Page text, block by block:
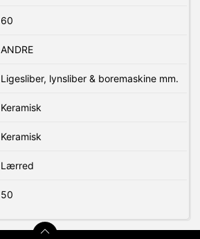
60
ANDRE
Ligesliber, lynsliber & boremaskine mm.
Keramisk
Keramisk
Lærred
50